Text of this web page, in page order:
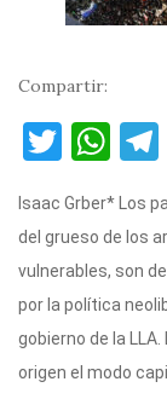
Compartir:
T
it
te
r
W
at
s
A
p
p
Isaac Grber* Los
del grueso de los
vulnerables, son
por la política
gobierno de la
origen el modo